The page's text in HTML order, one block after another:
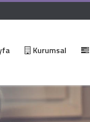
Kurumsal